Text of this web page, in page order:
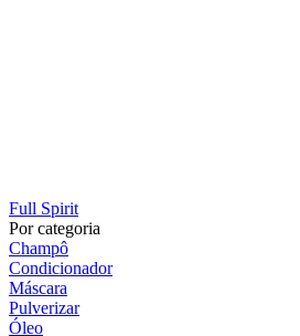
Full Spirit
Por categoria
Champô
Condicionador
Máscara
Pulverizar
Óleo